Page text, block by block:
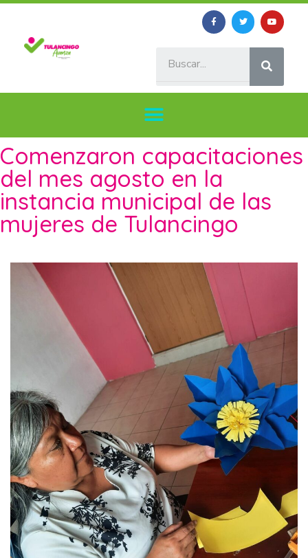
Comenzaron capacitaciones
del mes agosto en la
instancia municipal de las
mujeres de Tulancingo